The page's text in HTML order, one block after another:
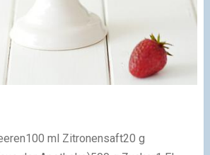
ml Zitronensaft20 g